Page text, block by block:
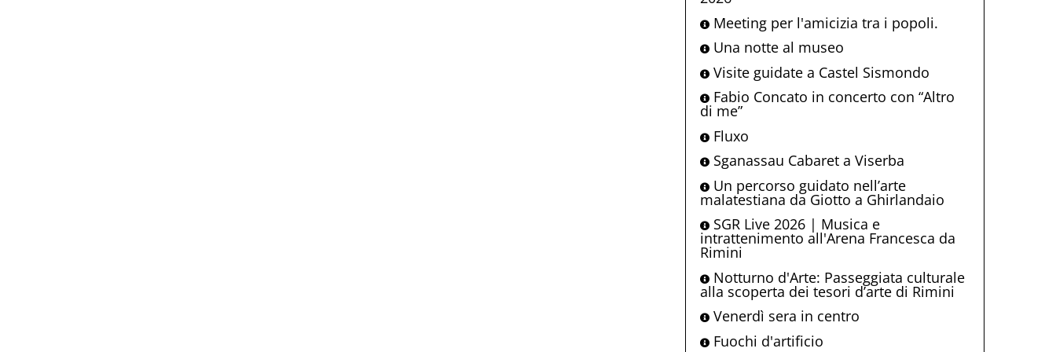
Meeting per l'amicizia tra i popoli.
Una notte al museo
Visite guidate a Castel Sismondo
Fabio Concato in concerto con “Altro
di me”
Fluxo
Sganassau Cabaret a Viserba
Un percorso guidato nell’arte
malatestiana da Giotto a Ghirlandaio
SGR Live 2026 | Musica e
intrattenimento all'Arena Francesca da
Rimini
Notturno d'Arte: Passeggiata culturale
alla scoperta dei tesori d’arte di Rimini
Venerdì sera in centro
Fuochi d'artificio